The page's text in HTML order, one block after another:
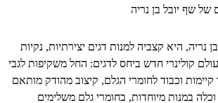
של שף יובל בן נריה
נריה, היא קצביה למנות דגים יצירתיות, נקיות
קולינרי חדש ביחס לדגים: החל משקיפות לגבי
וכבוד לחומרי הגלם, קיצוב מהודק מותאם
במנות מיוחדות, בחומרי גלם משלימים